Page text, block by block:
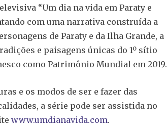
“Um dia na vida em Paraty e
com uma narrativa construída a
de Paraty e da Ilha Grande, a
e paisagens únicas do 1º sítio
como Patrimônio Mundial em 2019.
e os modos de ser e fazer das
a série pode ser assistida no
www.umdianavida.com.